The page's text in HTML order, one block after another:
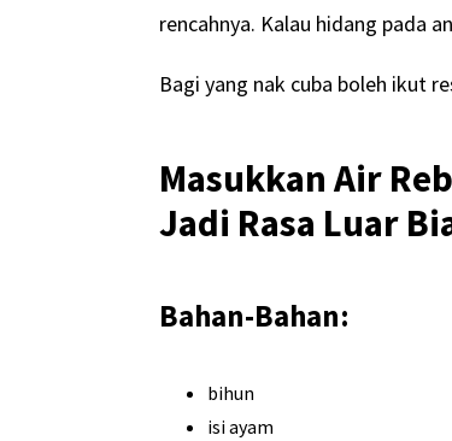
rencahnya. Kalau hidang pada
Bagi yang nak cuba boleh ikut
Masukkan Air
Jadi Rasa Luar
Bahan-Bahan:
bihun
isi ayam